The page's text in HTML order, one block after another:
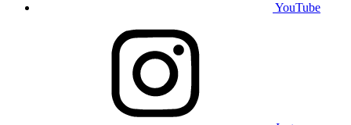
YouTube